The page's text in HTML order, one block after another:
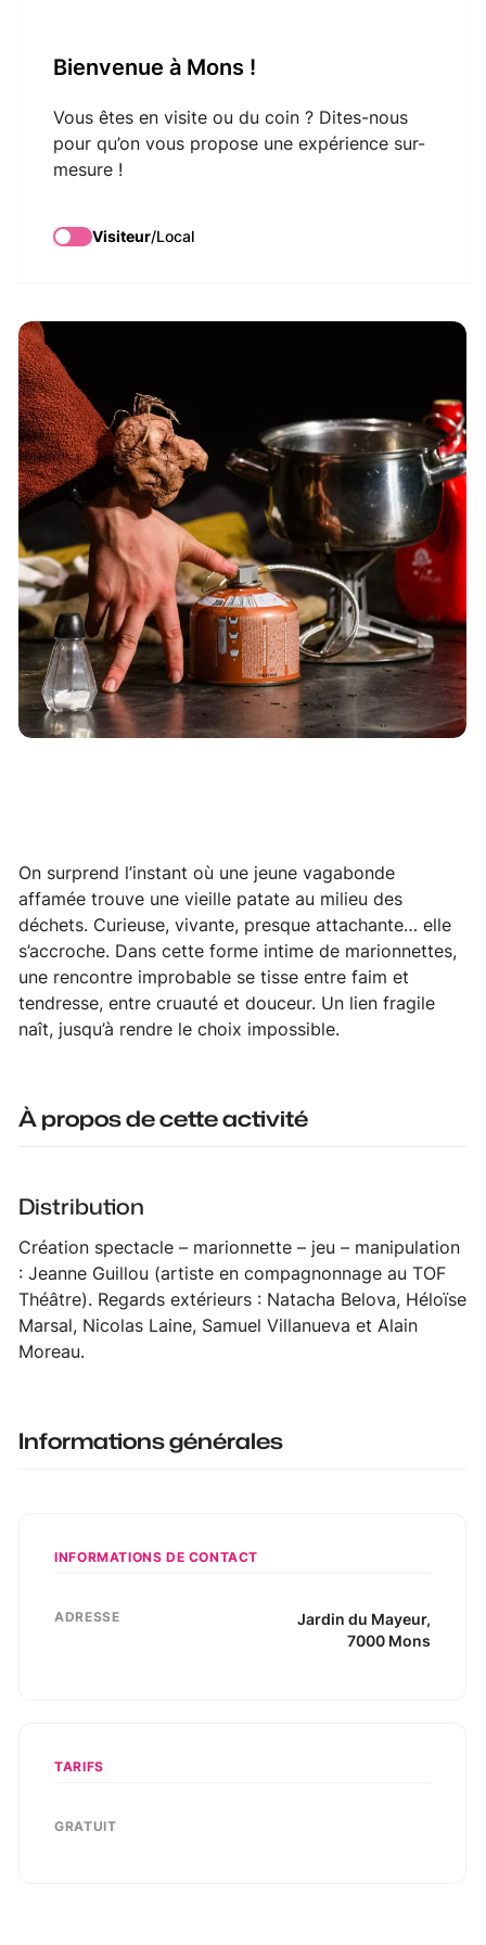
Bienvenue à Mons !
Vous êtes en visite ou du coin ? Dites-nous
pour qu’on vous propose une expérience sur-
mesure !
Visiteur/Local
Festival au Carré -
Coeur de Patate
On surprend l’instant où une jeune vagabonde
affamée trouve une vieille patate au milieu des
déchets. Curieuse, vivante, presque attachante… elle
s’accroche. Dans cette forme intime de marionnettes,
une rencontre improbable se tisse entre faim et
tendresse, entre cruauté et douceur. Un lien fragile
naît, jusqu’à rendre le choix impossible.
À propos de cette activité
Distribution
Création spectacle – marionnette – jeu – manipulation
: Jeanne Guillou (artiste en compagnonnage au TOF
Théâtre). Regards extérieurs : Natacha Belova, Héloïse
Marsal, Nicolas Laine, Samuel Villanueva et Alain
Moreau.
Informations générales
INFORMATIONS DE CONTACT
ADRESSE Jardin du Mayeur,
7000 Mons
TARIFS
GRATUIT